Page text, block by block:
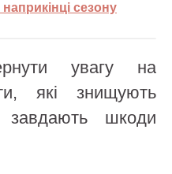
сезону
увагу на
які знищують
шкоди